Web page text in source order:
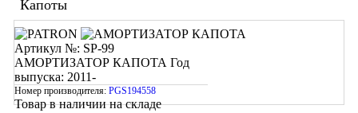
Капоты
Артикул №: SP-99
АМОРТИЗАТОР КАПОТА Год
выпуска: 2011-
Номер производителя: PGS194558
Товар в наличии на складе